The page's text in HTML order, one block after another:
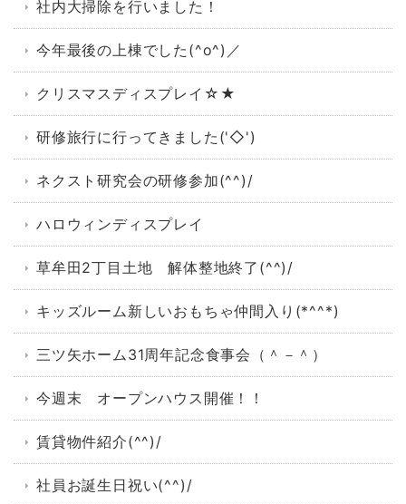
社内大掃除を行いました！
今年最後の上棟でした(^o^)／
クリスマスディスプレイ☆★
研修旅行に行ってきました('◇')ゞ
ネクスト研究会の研修参加(^^)/
ハロウィンディスプレイ
草牟田2丁目土地 解体整地終了(^^)/
キッズルーム新しいおもちゃ仲間入り(*^^*)
三ツ矢ホーム31周年記念食事会（＾－＾）
今週末 オープンハウス開催！！
賃貸物件紹介(^^)/
社員お誕生日祝い(^^)/